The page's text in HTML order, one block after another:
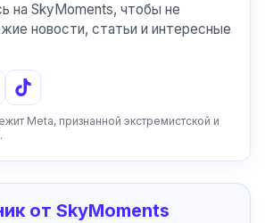
на SkyMoments, чтобы не
новости, статьи и интересные
Meta, признанной экстремистской и
от SkyMoments